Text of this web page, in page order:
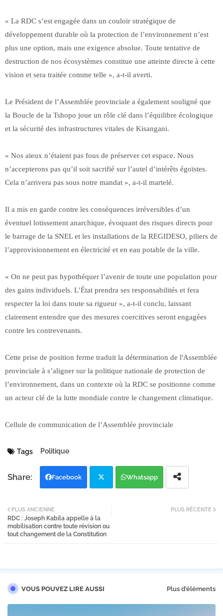
« La RDC s’est engagée dans un couloir stratégique de
développement durable où la protection de l’environnement n’est
plus une option, mais une exigence absolue. Toute tentative de
destruction de nos écosystèmes constitue une atteinte directe à cette
vision et sera traitée comme telle », a-t-il averti.
Le Président de l’Assemblée provinciale a également souligné que
la Boucle de la Tshopo joue un rôle clé dans l’équilibre écologique
et la sécurité des infrastructures vitales de Kisangani.
« Nos aïeux n’étaient pas fous de préserver cet espace. Nous
n’accepterons pas qu’il soit sacrifié sur l’autel d’intérêts égoïstes.
Cela n’arrivera pas sous notre mandat », a-t-il martelé.
Il a mis en garde contre les conséquences irréversibles d’un
éventuel lotissement anarchique, évoquant des risques directs pour
le barrage de la SNEL et les installations de la REGIDESO, piliers de
l’approvisionnement en électricité et en eau potable de la ville.
« On ne peut pas hypothéquer l’avenir de toute une population pour
des gains individuels. L’État prendra ses responsabilités et fera
respecter la loi dans toute sa rigueur », a-t-il conclu, laissant
clairement entendre que des mesures coercitives seront engagées
contre les contrevenants.
Cette prise de position ferme traduit la détermination de l'Assemblée
provinciale à s’aligner sur la politique nationale de protection de
l’environnement, dans un contexte où la RDC se positionne comme
un acteur clé de la lutte mondiale contre le changement climatique.
Cellule de communication de l’Assemblée provinciale
Tags Politique
Facebook
tter
Whatsapp
PLUS RÉCENTE
PLUS ANCIENNE
RDC : Joseph Kabila appelle à la
mobilisation contre toute révision ou
tout changement de la Constitution
VOUS POUVEZ LIRE AUSSI Plus d'éléments